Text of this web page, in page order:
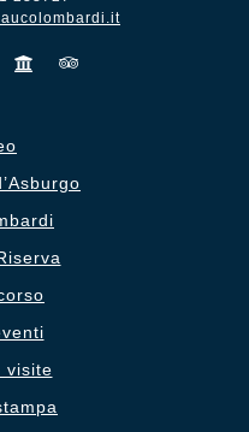
visite